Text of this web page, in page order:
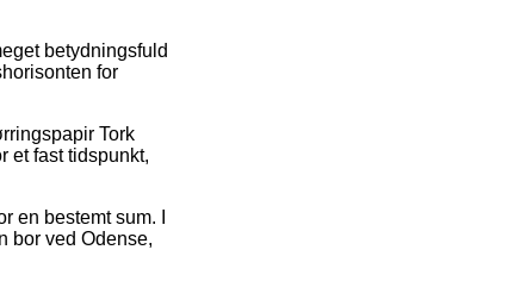
betydningsfuld
for
Tork
et fast tidspunkt,
en bestemt sum. I
bor ved Odense,